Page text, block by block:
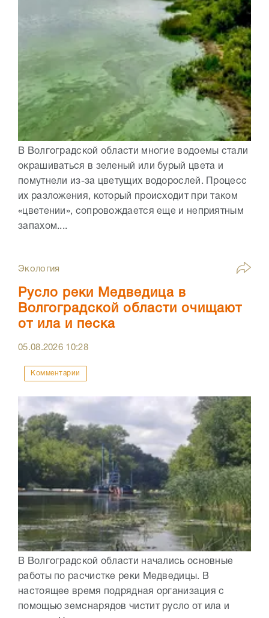
В Волгоградской области многие водоемы стали
окрашиваться в зеленый или бурый цвета и
помутнели из-за цветущих водорослей. Процесс
их разложения, который происходит при таком
«цветении», сопровождается еще и неприятным
запахом....
Экология
Русло реки Медведица в
Волгоградской области очищают
от ила и песка
05.08.2026 10:28
Комментарии
В Волгоградской области начались основные
работы по расчистке реки Медведицы. В
настоящее время подрядная организация с
помощью земснарядов чистит русло от ила и